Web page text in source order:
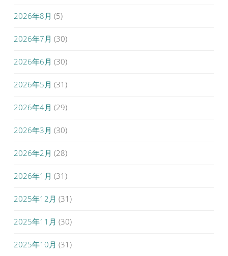
2026年8月 (5)
2026年7月 (30)
2026年6月 (30)
2026年5月 (31)
2026年4月 (29)
2026年3月 (30)
2026年2月 (28)
2026年1月 (31)
2025年12月 (31)
2025年11月 (30)
2025年10月 (31)